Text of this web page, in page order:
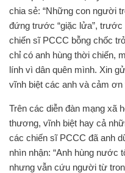
chia sẻ: “Những con người
đứng trước “giặc lửa”,
chiến sĩ PCCC bỗng chốc
chỉ có anh hùng thời chiến,
lính vì dân quên mình. Xin
vĩnh biệt các anh và cảm ơn
Trên các diễn đàn mạng xã
thương, vĩnh biệt hay cả
các chiến sĩ PCCC đã anh
nhìn nhận: “Anh hùng nước
nhưng vẫn cứu người từ